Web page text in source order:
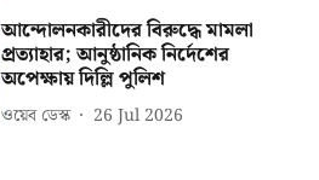
আন্দোলনকারীদের বিরুদ্ধে মামলা
প্রত্যাহার; আনুষ্ঠানিক নির্দেশের
অপেক্ষায় দিল্লি পুলিশ
ওয়েব ডেস্ক 26 Jul 2026